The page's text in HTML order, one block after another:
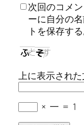
次回のコメ
ーに自分の
トを保存する
上に表示された
× 一 = 1